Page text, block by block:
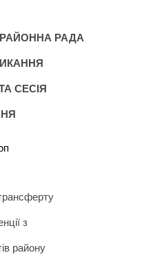
РАДА
СЕСІЯ
з
району